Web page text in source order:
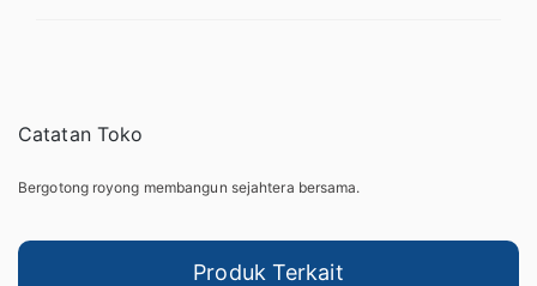
Catatan Toko
Bergotong royong membangun sejahtera bersama.
Produk Terkait